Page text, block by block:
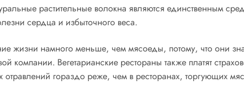
растительные волокна являются единственным
сердца и избыточного веса.
жизни намного меньше, чем мясоеды, потому, что они
компании. Вегетарианские рестораны также платят
отравлений гораздо реже, чем в ресторанах, торгующих